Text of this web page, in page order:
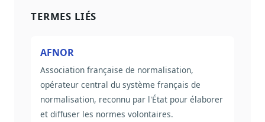
TERMES LIÉS
AFNOR
Association française de normalisation,
opérateur central du système français de
normalisation, reconnu par l'État pour élaborer
et diffuser les normes volontaires.